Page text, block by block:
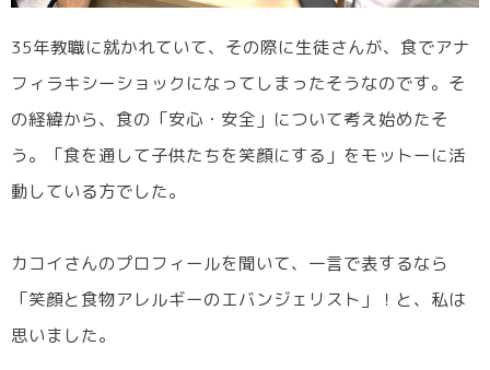
35年教職に就かれていて、その際に生徒さんが、食でアナ
フィラキシーショックになってしまったそうなのです。そ
の経緯から、食の「安心・安全」について考え始めたそ
う。「食を通して子供たちを笑顔にする」をモットーに活
動している方でした。
カコイさんのプロフィールを聞いて、一言で表するなら
「笑顔と食物アレルギーのエバンジェリスト」！と、私は
思いました。